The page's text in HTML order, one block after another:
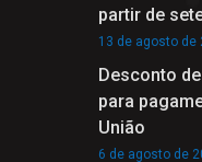
partir de
13 de agosto de
Desconto
para
União
6 de agosto de